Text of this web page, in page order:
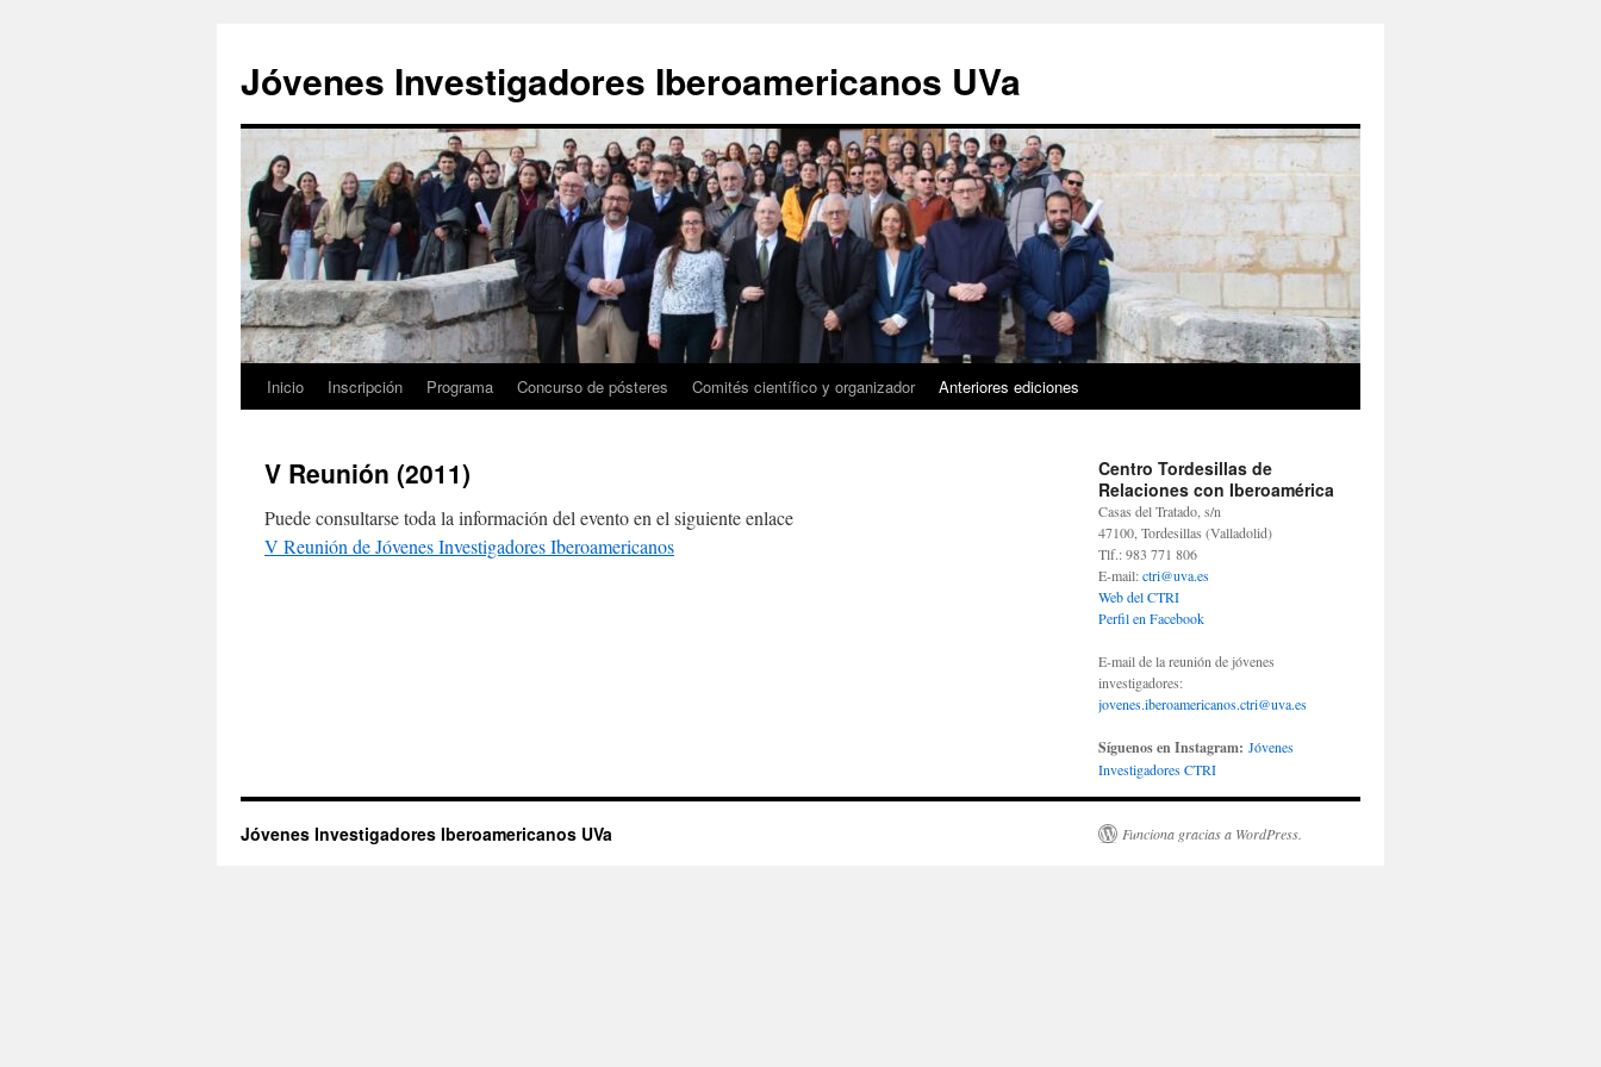
contenido
Jóvenes Investigadores Iberoamericanos UVa
Inicio Inscripción Programa Concurso de pósteres Comités científico y organizador Anteriores ediciones
V Reunión (2011)
Puede consultarse toda la información del evento en el siguiente enlace
V Reunión de Jóvenes Investigadores Iberoamericanos
Centro Tordesillas de
Relaciones con Iberoamérica
Casas del Tratado, s/n
47100, Tordesillas (Valladolid)
Tlf.: 983 771 806
E-mail:ctri@uva.es
Web del CTRI
Perfil en Facebook
E-mail de la reunión de jóvenes
investigadores:
jovenes.iberoamericanos.ctri@uva.es
Síguenos en Instagram: Jóvenes
Investigadores CTRI
Jóvenes Investigadores Iberoamericanos UVa Funciona gracias a WordPress.